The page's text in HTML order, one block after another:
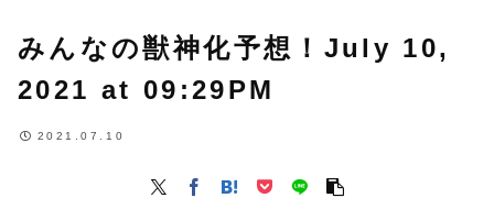
みんなの獣神化予想！July 10,
2021 at 09:29PM
2021.07.10